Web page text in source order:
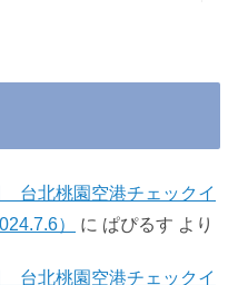
北桃園空港チェックイ
）
に ぱぴるす より
北桃園空港チェックイ